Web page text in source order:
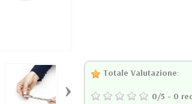
›
Totale Valutazione:
0/5 - 0